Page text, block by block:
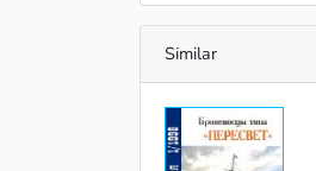
Similar